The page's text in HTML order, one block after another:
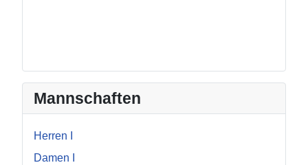
Mannschaften
Herren I
Damen I